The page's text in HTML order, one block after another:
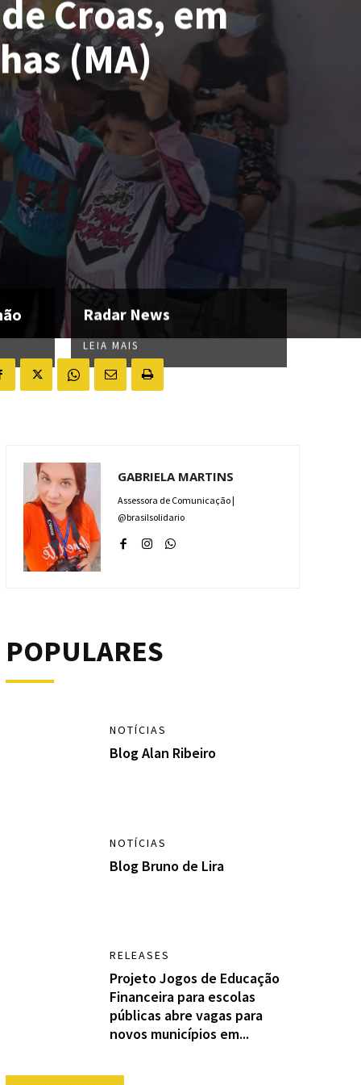
Croas, em
(MA)
Radar News
LEIA MAIS
GABRIELA MARTINS
Assessora de Comunicação |
@brasilsolidario
POPULARES
NOTÍCIAS
Blog Alan Ribeiro
NOTÍCIAS
Blog Bruno de Lira
RELEASES
Projeto Jogos de Educação
Financeira para escolas
públicas abre vagas para
novos municípios em...